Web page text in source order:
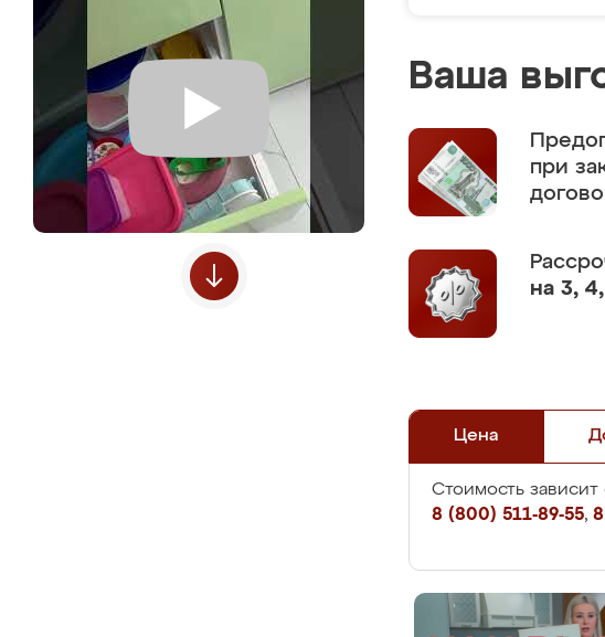
Ваша
при
на 3,
Цена
Стоимость зависит
8 (800) 511-89-55,